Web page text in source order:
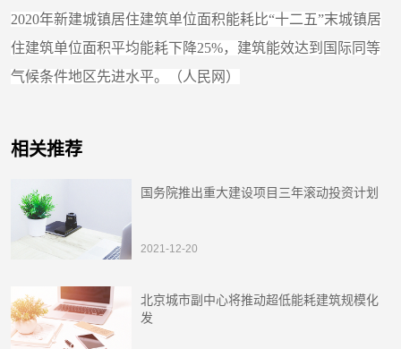
2020年新建城镇居住建筑单位面积能耗比“十二五”末城镇居
住建筑单位面积平均能耗下降25%，建筑能效达到国际同等
气候条件地区先进水平。（人民网）
相关推荐
国务院推出重大建设项目三年滚动投资计划
2021-12-20
北京城市副中心将推动超低能耗建筑规模化
发